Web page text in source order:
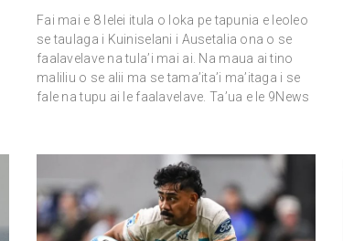
Fai mai e 8 lelei itula o loka pe tapunia e leoleo
se taulaga i Kuiniselani i Ausetalia ona o se
faalavelave na tula’i mai ai. Na maua ai tino
maliliu o se alii ma se tama’ita’i ma’itaga i se
fale na tupu ai le faalavelave. Ta’ua e le 9News